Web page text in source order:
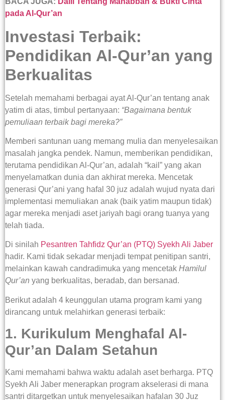
pada Al-Qur’an
Investasi Terbaik:
Pendidikan Al-Qur’an yang
Berkualitas
Setelah memahami berbagai ayat Al-Qur’an tentang anak
yatim di atas, timbul pertanyaan: “Bagaimana bentuk
pemuliaan terbaik bagi mereka?”
Memberi santunan uang memang mulia dan menyelesaikan
masalah jangka pendek. Namun, memberikan pendidikan,
terutama pendidikan Al-Qur’an, adalah “kail” yang akan
menyelamatkan dunia dan akhirat mereka. Mencetak
generasi Qur’ani yang hafal 30 juz adalah wujud nyata dari
implementasi memuliakan anak (baik yatim maupun tidak)
agar mereka menjadi aset jariyah bagi orang tuanya yang
telah tiada.
Di sinilah Pesantren Tahfidz Qur’an (PTQ) Syekh Ali Jaber
hadir. Kami tidak sekadar menjadi tempat penitipan santri,
melainkan kawah candradimuka yang mencetak Hamilul
Qur’an yang berkualitas, beradab, dan bersanad.
Berikut adalah 4 keunggulan utama program kami yang
dirancang untuk melahirkan generasi terbaik:
1. Kurikulum Menghafal Al-
Qur’an Dalam Setahun
Kami memahami bahwa waktu adalah aset berharga. PTQ
Syekh Ali Jaber menerapkan program akselerasi di mana
santri ditargetkan untuk menyelesaikan hafalan 30 Juz